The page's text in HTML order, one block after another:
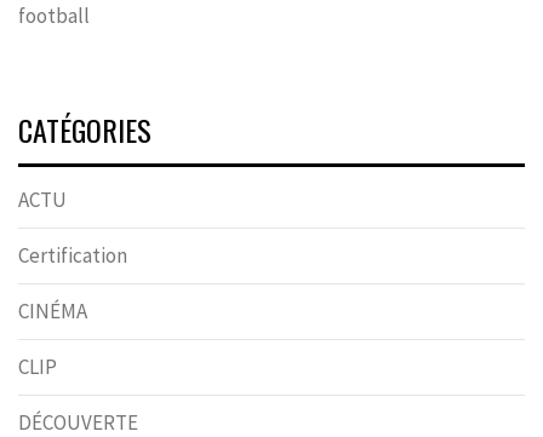
football
CATÉGORIES
ACTU
Certification
CINÉMA
CLIP
DÉCOUVERTE